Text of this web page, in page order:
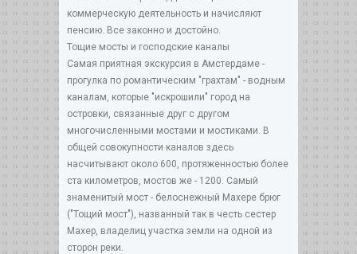
коммерческую деятельность и начисляют
пенсию. Все законно и достойно.
Тощие мосты и господские каналы
Самая приятная экскурсия в Амстердаме -
прогулка по романтическим "грахтам" - водным
каналам, которые "искрошили" город на
островки, связанные друг с другом
многочисленными мостами и мостиками. В
общей совокупности каналов здесь
насчитывают около 600, протяженностью более
ста километров, мостов же - 1200. Самый
знаменитый мост - белоснежный Махере брюг
("Тощий мост"), названный так в честь сестер
Махер, владелиц участка земли на одной из
сторон реки.